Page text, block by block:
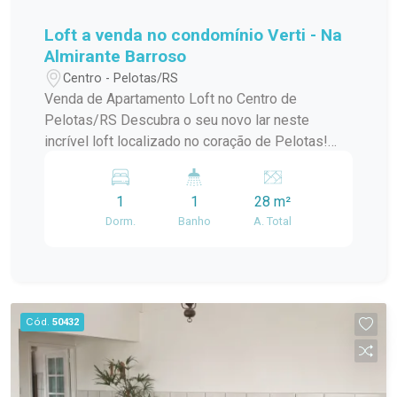
Loft a venda no condomínio Verti - Na
Almirante Barroso
Centro - Pelotas/RS
Venda de Apartamento Loft no Centro de
Pelotas/RS Descubra o seu novo lar neste
incrível loft localizado no coração de Pelotas!
construção, oferece o melhor da modernidade e
conforto, ideal para quem busca praticidade e
estilo de vida urbano. Com uma localização
entretenimento. O condomínio conta com uma
infraestrutura de lazer completa, perfeita para
relaxar e aproveitar momentos especiais com
amigos e familiares. O loft possui um design
1
Dorm.
1
Banho
28 m²
A. Total
Cód. 50432